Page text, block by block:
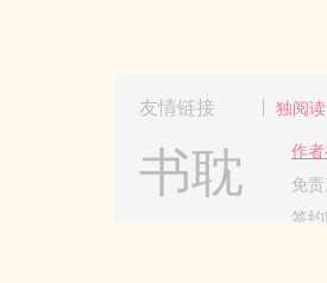
友情链接 独阅读
书耽
作
免
签